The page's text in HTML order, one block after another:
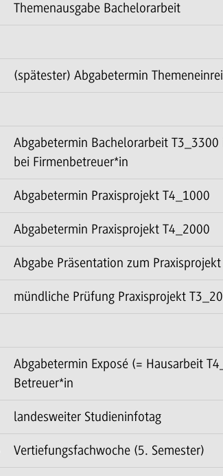
Themenausgabe Bachelorarbeit
(spätester) Abgabetermin
Abgabetermin Bachelorarbeit
bei Firmenbetreuer*in
Abgabetermin Praxisprojekt T4_1000
Abgabetermin Praxisprojekt T4_2000
Abgabe Präsentation zum
mündliche Prüfung Praxisprojekt
Abgabetermin Exposé (= Hausarbeit
Betreuer*in
landesweiter Studieninfotag
Vertiefungsfachwoche (5. Semester)